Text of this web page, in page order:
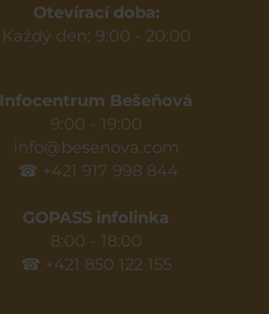
Otevírací doba:
Každý den: 9:00 - 20:00
Infocentrum Bešeňová
9:00 - 19:00
info@besenova.com
☎ +421 917 998 844
GOPASS infolinka
8:00 - 18:00
☎ +421 850 122 155